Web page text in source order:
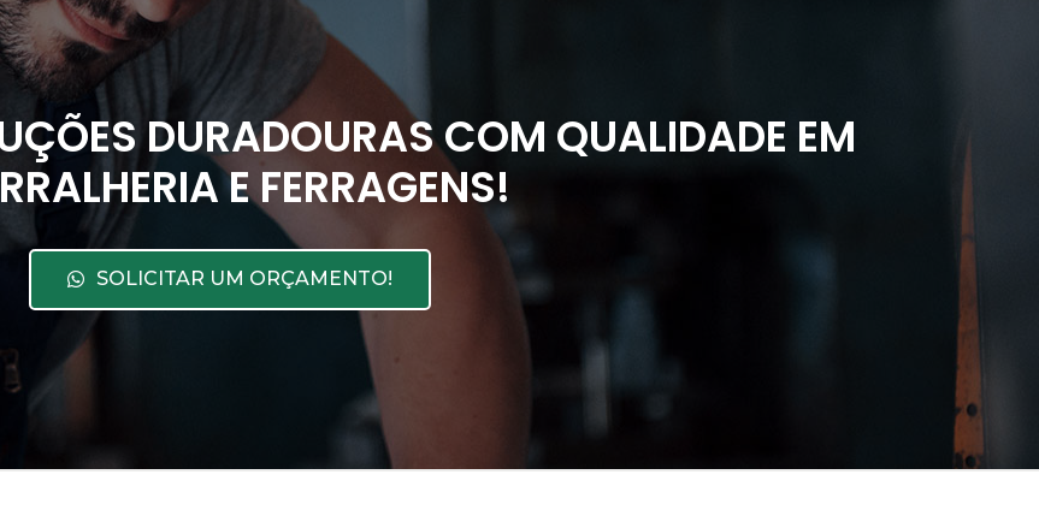
DURADOURAS COM QUALIDADE EM
E FERRAGENS!
SOLICITAR UM ORÇAMENTO!